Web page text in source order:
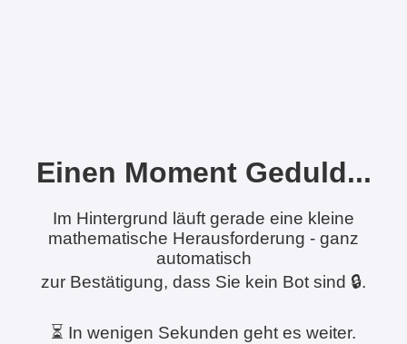
Einen Moment Geduld...
Im Hintergrund läuft gerade eine kleine
mathematische Herausforderung - ganz
automatisch
zur Bestätigung, dass Sie kein Bot sind 🔒.
⏳ In wenigen Sekunden geht es weiter.